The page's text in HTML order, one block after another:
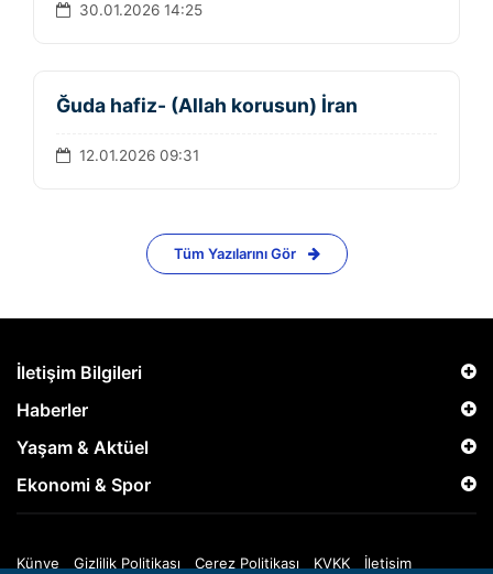
30.01.2026 14:25
Ğuda hafiz- (Allah korusun) İran
12.01.2026 09:31
Tüm Yazılarını Gör
İletişim Bilgileri
Haberler
Yaşam & Aktüel
Ekonomi & Spor
Künye Gizlilik Politikası Çerez Politikası KVKK İletişim